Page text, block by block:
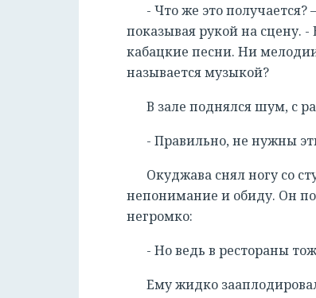
- Что же это
показывая рукой на сцену.
кабацкие песни. Ни
называется музыкой?
В зале поднялся шум, с
- Правильно, не нужны
Окуджава снял ногу со
непонимание и обиду. Он
негромко:
- Но ведь в рестораны
Ему жидко